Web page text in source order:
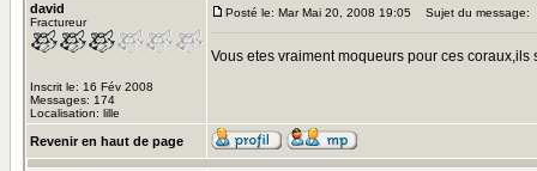
david
Fractureur
Inscrit le: 16 Fév 2008
Messages: 174
Localisation: lille
Posté le: Mar Mai 20, 2008 19:05 Sujet du message:
Vous etes vraiment moqueurs pour ces coraux,ils
Revenir en haut de page